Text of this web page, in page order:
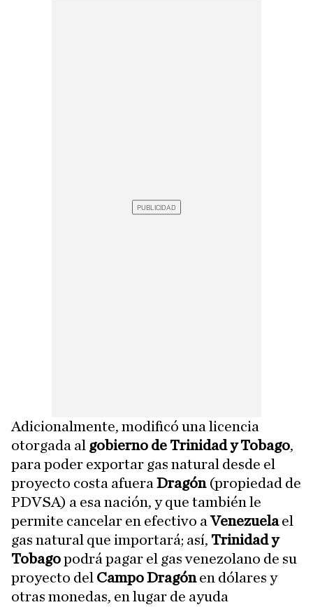
Adicionalmente, modificó una licencia
otorgada al gobierno de Trinidad y Tobago,
para poder exportar gas natural desde el
proyecto costa afuera Dragón (propiedad de
PDVSA) a esa nación, y que también le
permite cancelar en efectivo aVenezuelael
gas natural que importará; así, Trinidad y
Tobagopodrá pagar el gas venezolano de su
proyecto del Campo Dragónen dólares y
otras monedas, en lugar de ayuda